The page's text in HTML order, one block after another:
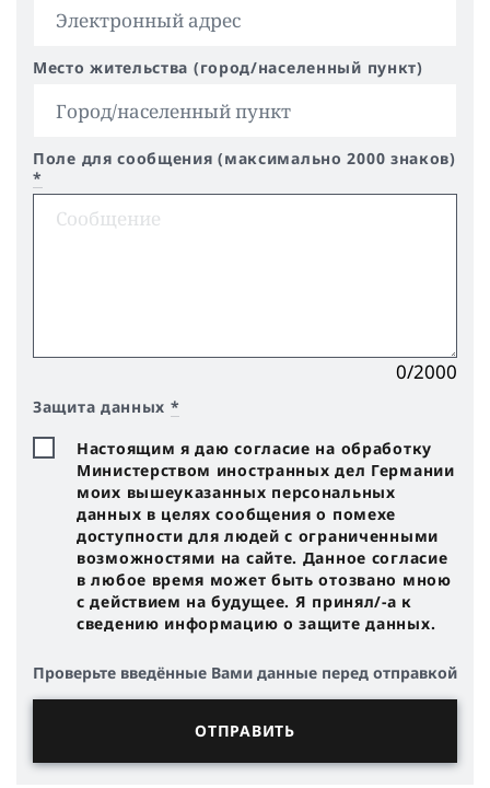
Место жительства (город/населенный пункт)
Поле для сообщения (максимально 2000 знаков)
*
0/2000
Защита данных *
Настоящим я даю согласие на обработку
Министерством иностранных дел Германии
моих вышеуказанных персональных
данных в целях сообщения о помехе
доступности для людей с ограниченными
возможностями на сайте. Данное согласие
в любое время может быть отозвано мною
с действием на будущее. Я принял/-a к
сведению информацию о защите данных.
Проверьте введённые Вами данные перед отправкой